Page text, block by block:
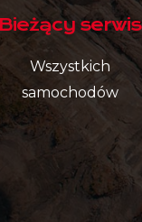
Bieżący serwis
Wszystkich
samochodów